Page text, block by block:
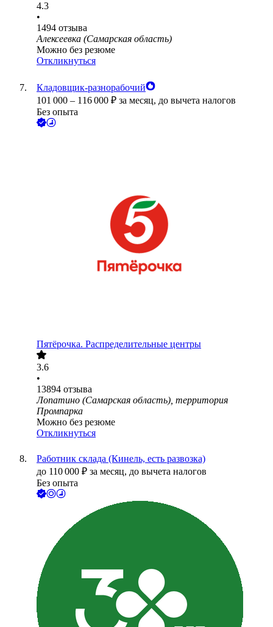
4.3
•
1494 отзыва
Алексеевка (Самарская область)
Можно без резюме
Откликнуться
Кладовщик-разнорабочий
101 000 – 116 000 ₽ за месяц, до вычета налогов
Без опыта
Пятёрочка. Распределительные центры
3.6
•
13894 отзыва
Лопатино (Самарская область), территория
Промпарка
Можно без резюме
Откликнуться
Работник склада (Кинель, есть развозка)
до 110 000 ₽ за месяц, до вычета налогов
Без опыта